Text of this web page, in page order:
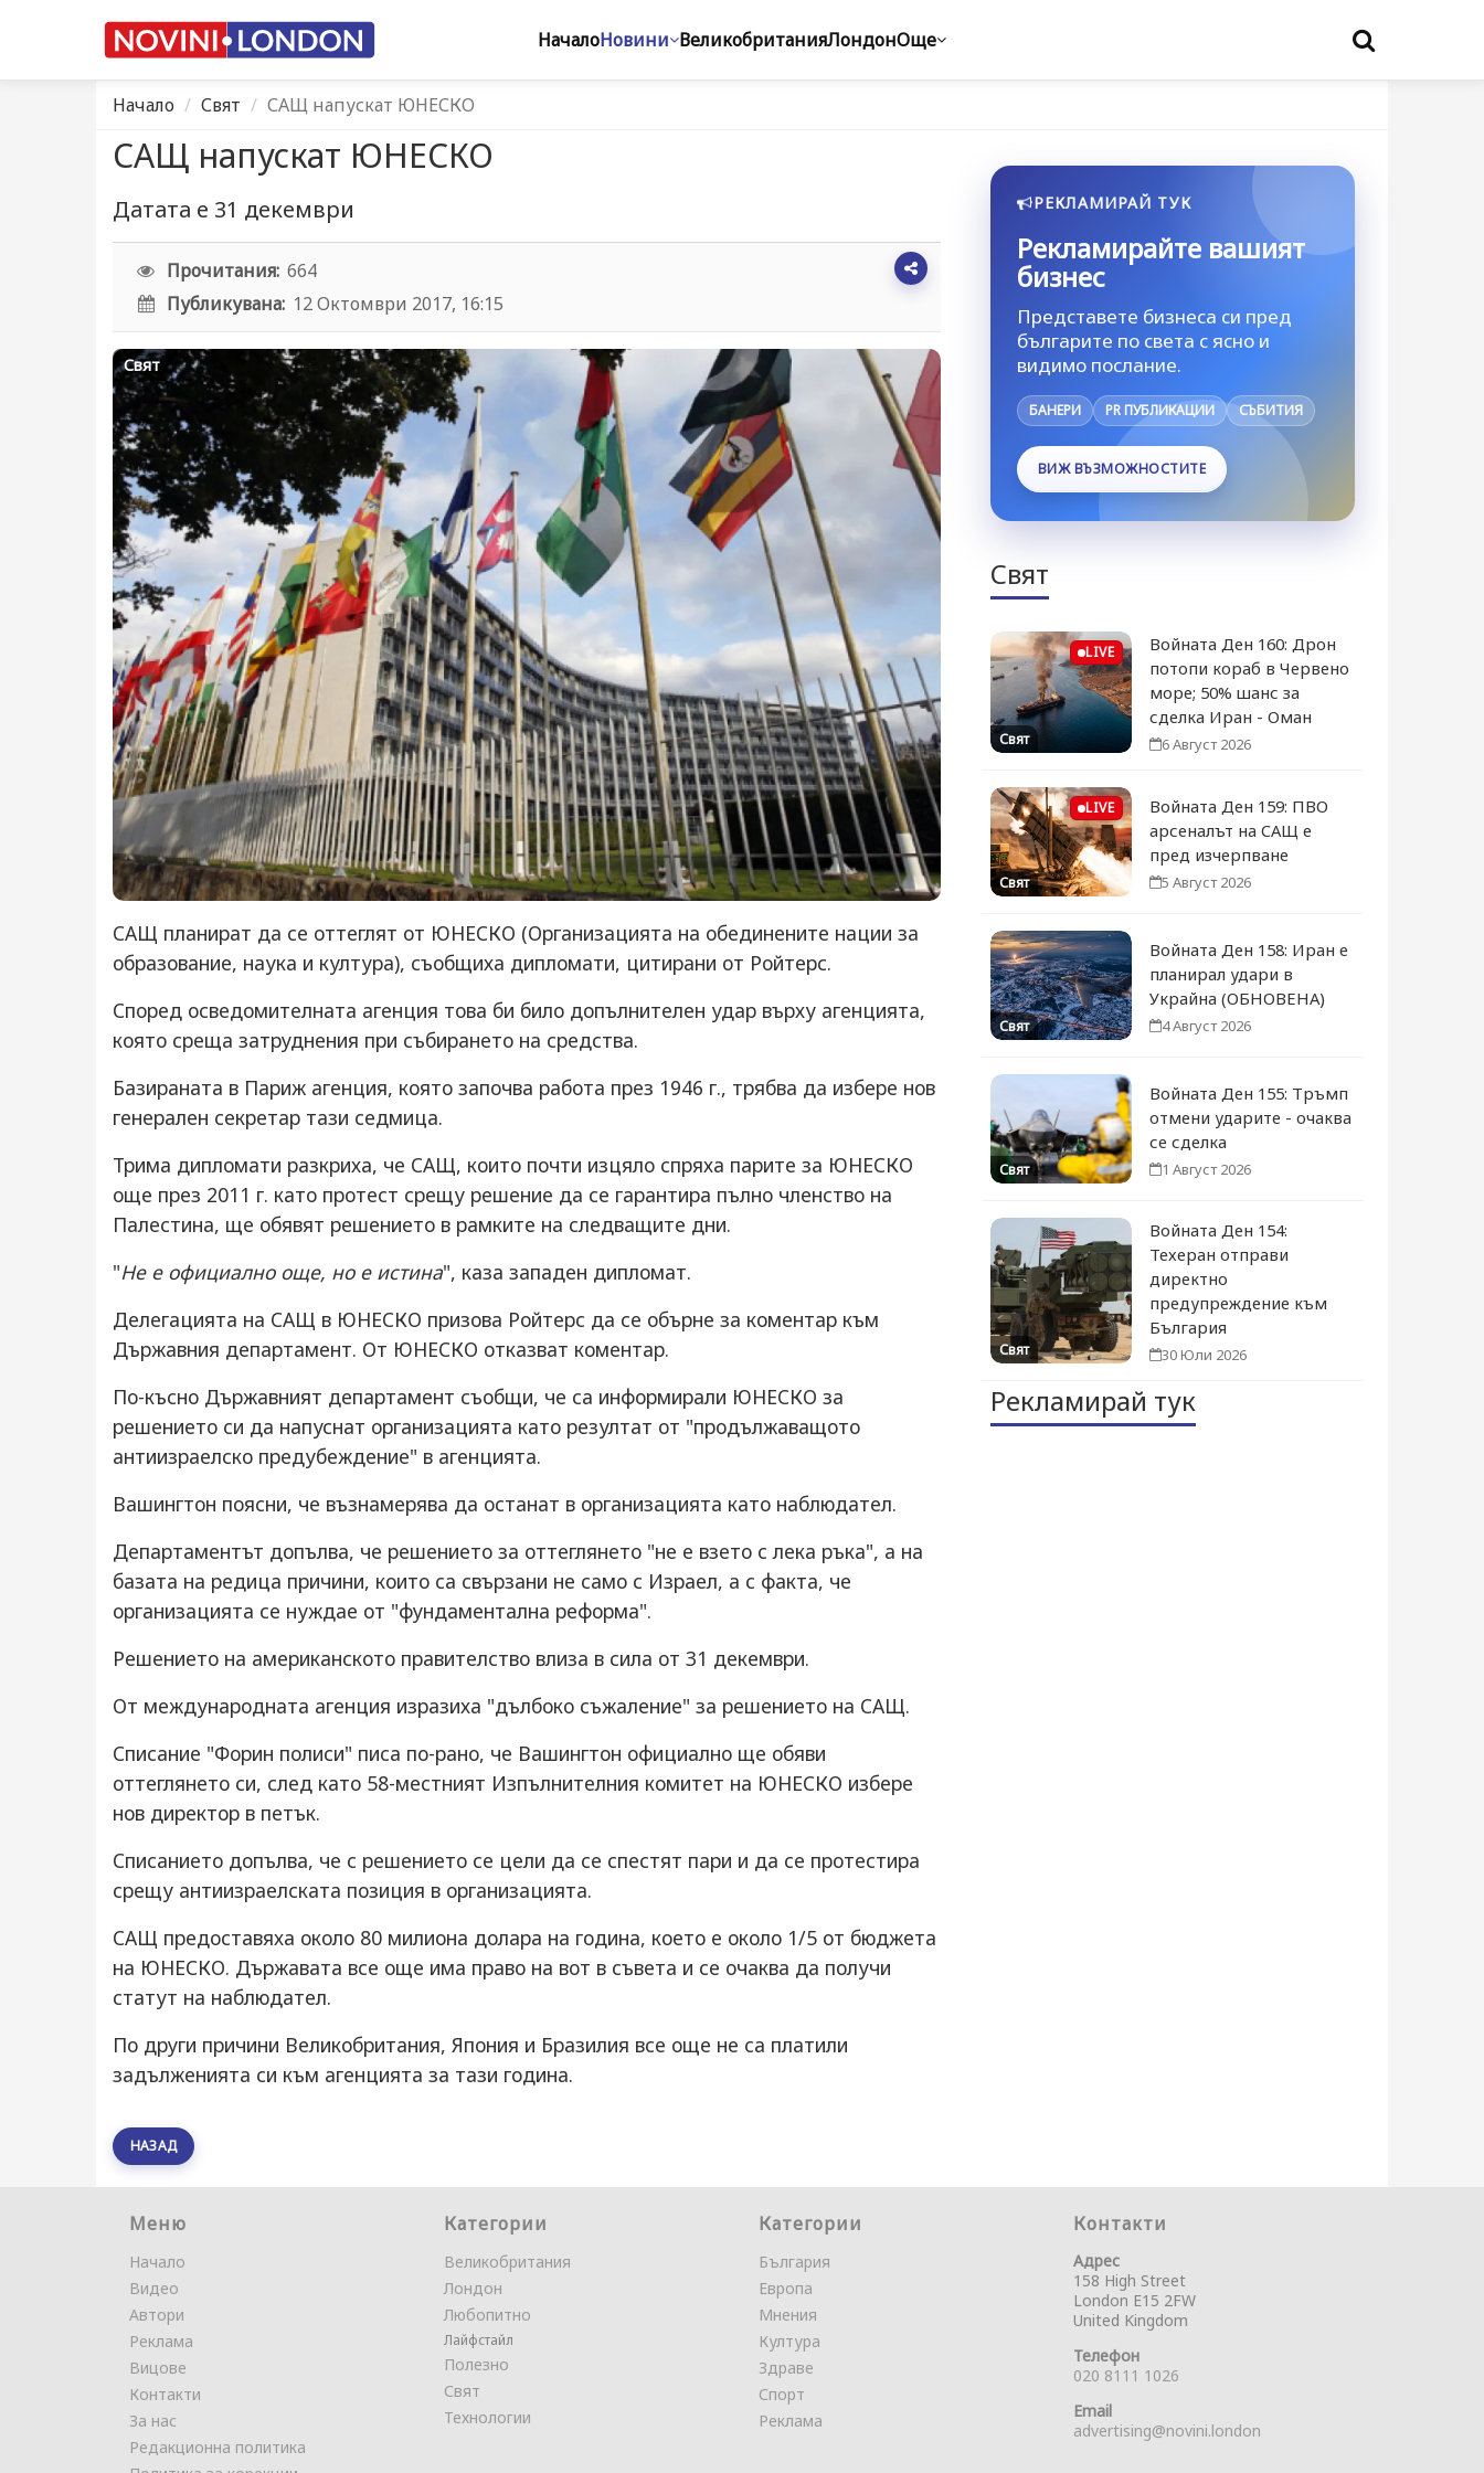
НачалоНовини ВеликобританияЛондонОще
Начало Свят САЩ напускат ЮНЕСКО
САЩ напускат ЮНЕСКО
Датата е 31 декември
Прочитания: 664
Публикувана: 12 Октомври 2017, 16:15
Свят
САЩ планират да се оттеглят от ЮНЕСКО (Организацията на обединените нации за
образование, наука и култура), съобщиха дипломати, цитирани от Ройтерс.
Според осведомителната агенция това би било допълнителен удар върху агенцията,
която среща затруднения при събирането на средства.
Базираната в Париж агенция, която започва работа през 1946 г., трябва да избере нов
генерален секретар тази седмица.
Трима дипломати разкриха, че САЩ, които почти изцяло спряха парите за ЮНЕСКО
още през 2011 г. като протест срещу решение да се гарантира пълно членство на
Палестина, ще обявят решението в рамките на следващите дни.
"Не е официално още, но е истина", каза западен дипломат.
Делегацията на САЩ в ЮНЕСКО призова Ройтерс да се обърне за коментар към
Държавния департамент. От ЮНЕСКО отказват коментар.
По-късно Държавният департамент съобщи, че са информирали ЮНЕСКО за
решението си да напуснат организацията като резултат от "продължаващото
антиизраелско предубеждение" в агенцията.
Вашингтон поясни, че възнамерява да останат в организацията като наблюдател.
Департаментът допълва, че решението за оттеглянето "не е взето с лека ръка", а на
базата на редица причини, които са свързани не само с Израел, а с факта, че
организацията се нуждае от "фундаментална реформа".
Решението на американското правителство влиза в сила от 31 декември.
От международната агенция изразиха "дълбоко съжаление" за решението на САЩ.
Списание "Форин полиси" писа по-рано, че Вашингтон официално ще обяви
оттеглянето си, след като 58-местният Изпълнителния комитет на ЮНЕСКО избере
нов директор в петък.
Списанието допълва, че с решението се цели да се спестят пари и да се протестира
срещу антиизраелската позиция в организацията.
САЩ предоставяха около 80 милиона долара на година, което е около 1/5 от бюджета
на ЮНЕСКО. Държавата все още има право на вот в съвета и се очаква да получи
статут на наблюдател.
По други причини Великобритания, Япония и Бразилия все още не са платили
задълженията си към агенцията за тази година.
НАЗАД
РЕКЛАМИРАЙ ТУК
Рекламирайте вашият
бизнес
Представете бизнеса си пред
българите по света с ясно и
видимо послание.
БАНЕРИ PR ПУБЛИКАЦИИ СЪБИТИЯ
ВИЖ ВЪЗМОЖНОСТИТЕ
Свят
LIVE
Свят
Войната Ден 160: Дрон
потопи кораб в Червено
море; 50% шанс за
сделка Иран - Оман
6 Август 2026
LIVE
Свят
Войната Ден 159: ПВО
арсеналът на САЩ е
пред изчерпване
5 Август 2026
Свят
Войната Ден 158: Иран е
планирал удари в
Украйна (ОБНОВЕНА)
4 Август 2026
Свят
Войната Ден 155: Тръмп
отмени ударите - очаква
се сделка
1 Август 2026
Свят
Войната Ден 154:
Техеран отправи
директно
предупреждение към
България
30 Юли 2026
Рекламирай тук
Меню
Начало
Видео
Автори
Реклама
Вицове
Контакти
За нас
Редакционна политика
Категории
Великобритания
Лондон
Любопитно
Лайфстайл
Полезно
Свят
Технологии
Категории
България
Европа
Мнения
Култура
Здраве
Спорт
Реклама
Контакти
Адрес
158 High Street
London E15 2FW
United Kingdom
Телефон
020 8111 1026
Email
advertising@novini.london